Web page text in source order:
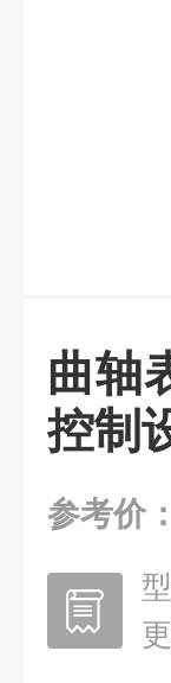
曲轴
控制
参考价：